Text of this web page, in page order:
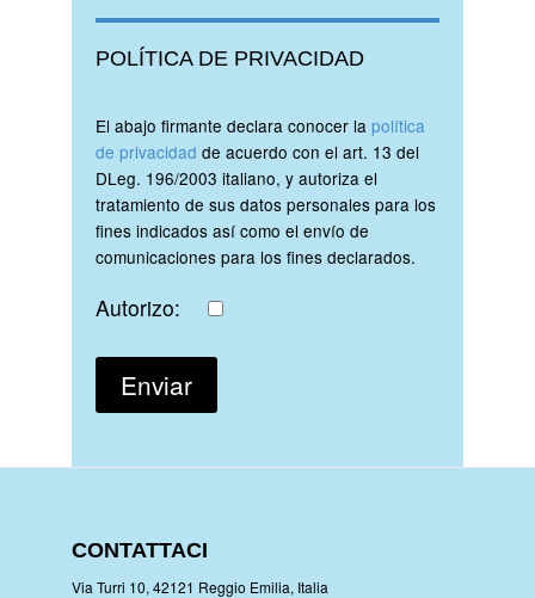
POLÍTICA DE PRIVACIDAD
El abajo firmante declara conocer la política
de privacidad de acuerdo con el art. 13 del
DLeg. 196/2003 italiano, y autoriza el
tratamiento de sus datos personales para los
fines indicados así como el envío de
comunicaciones para los fines declarados.
Autorizo:
CONTATTACI
Via Turri 10, 42121 Reggio Emilia, Italia